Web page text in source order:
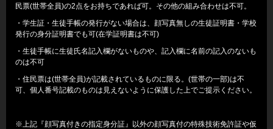
民票(世帯全員)の2点をお持ちであれば可。その他の組み合わせは不可。
・学生証・生徒手帳の発行がない場合は、顔写真無しの生徒証明書・学校
発行の身分証明書でも可(在学証明書は不可)
・生徒手帳に生徒氏名記入欄がないものや、記入欄に名前の記入のないも
のは不可
・住民票は(世帯全員)が記載されているものに限る。(世帯の一部)は不
可、個人番号記載のものは見えないように保護した上でご提示ください。
※上記『顔写真付きの指定身分証』以外の顔写真付の特殊技術免許証や仮